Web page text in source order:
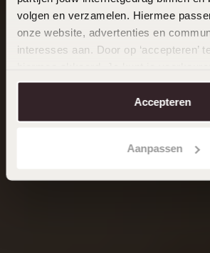
volgen en verzamelen. Hiermee
onze website, advertenties en
interesses aan. Door op ‘accepteren’
aanpassen. Lees er meer over in ons
Accepteren
Aanpassen